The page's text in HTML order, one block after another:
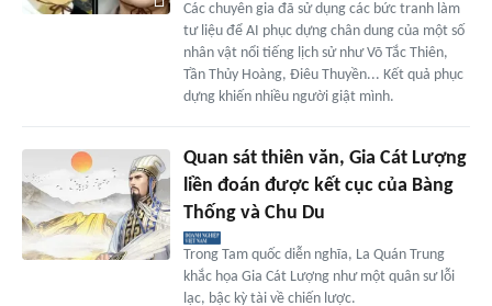
Các chuyên gia đã sử dụng các bức tranh làm
tư liệu để AI phục dựng chân dung của một số
nhân vật nổi tiếng lịch sử như Võ Tắc Thiên,
Tần Thủy Hoàng, Điêu Thuyền... Kết quả phục
dựng khiến nhiều người giật mình.
Quan sát thiên văn, Gia Cát Lượng
liền đoán được kết cục của Bàng
Thống và Chu Du
Trong Tam quốc diễn nghĩa, La Quán Trung
khắc họa Gia Cát Lượng như một quân sư lỗi
lạc, bậc kỳ tài về chiến lược.